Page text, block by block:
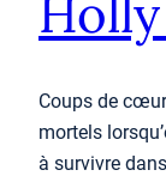
Coups de
mortels
à survivre